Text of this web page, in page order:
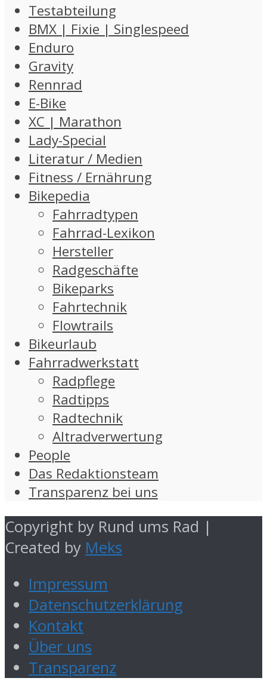
Testabteilung
BMX | Fixie | Singlespeed
Enduro
Gravity
Rennrad
E-Bike
XC | Marathon
Lady-Special
Literatur / Medien
Fitness / Ernährung
Bikepedia
Fahrradtypen
Fahrrad-Lexikon
Hersteller
Radgeschäfte
Bikeparks
Fahrtechnik
Flowtrails
Bikeurlaub
Fahrradwerkstatt
Radpflege
Radtipps
Radtechnik
Altradverwertung
People
Das Redaktionsteam
Transparenz bei uns
Copyright by Rund ums Rad |
Created by Meks
Impressum
Datenschutzerklärung
Kontakt
Über uns
Transparenz